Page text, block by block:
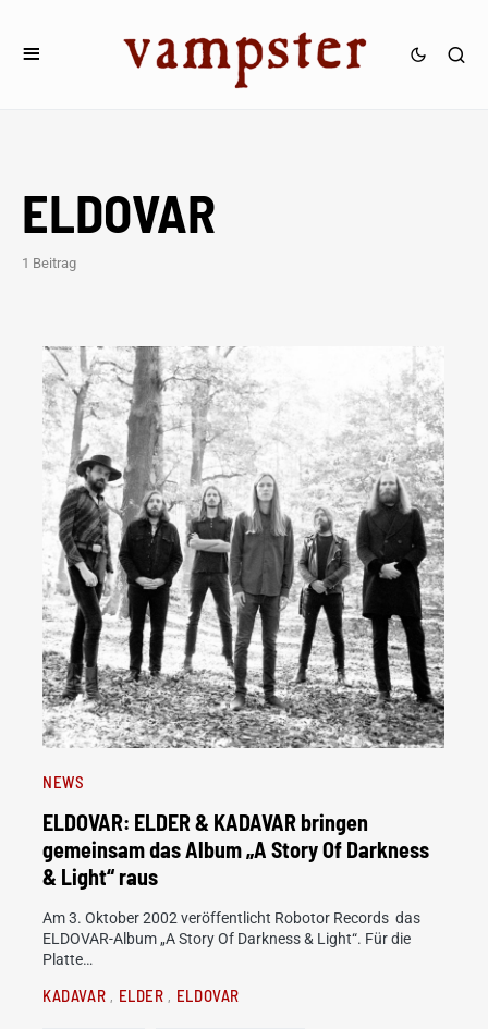
ELDOVAR
1 Beitrag
NEWS
ELDOVAR: ELDER & KADAVAR bringen
gemeinsam das Album „A Story Of Darkness
& Light“ raus
Am 3. Oktober 2002 veröffentlicht Robotor Records das
ELDOVAR-Album „A Story Of Darkness & Light“. Für die
Platte…
KADAVAR ELDER ELDOVAR